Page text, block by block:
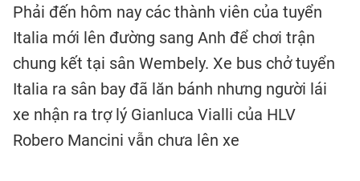
Phải đến hôm nay các thành viên của tuyển
Italia mới lên đường sang Anh để chơi trận
chung kết tại sân Wembely. Xe bus chở tuyển
Italia ra sân bay đã lăn bánh nhưng người lái
xe nhận ra trợ lý Gianluca Vialli của HLV
Robero Mancini vẫn chưa lên xe